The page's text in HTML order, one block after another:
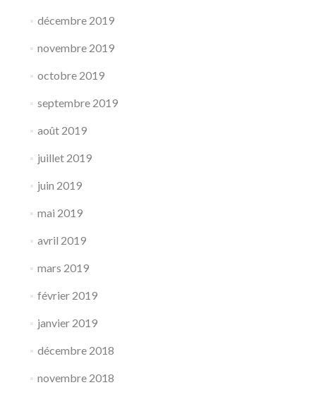
décembre 2019
novembre 2019
octobre 2019
septembre 2019
août 2019
juillet 2019
juin 2019
mai 2019
avril 2019
mars 2019
février 2019
janvier 2019
décembre 2018
novembre 2018